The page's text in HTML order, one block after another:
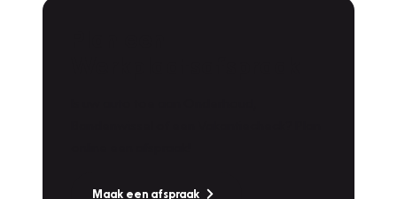
Maak een afspraak